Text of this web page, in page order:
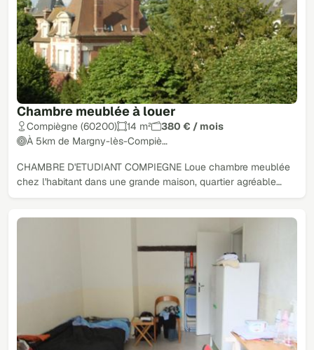
Chambre meublée à louer
Compiègne (60200) 14 m²
380 € / mois
À 5km de Margny-lès-Compiè…
CHAMBRE D'ETUDIANT COMPIEGNE Loue chambre meublée
chez l'habitant dans une grande maison, quartier agréable…